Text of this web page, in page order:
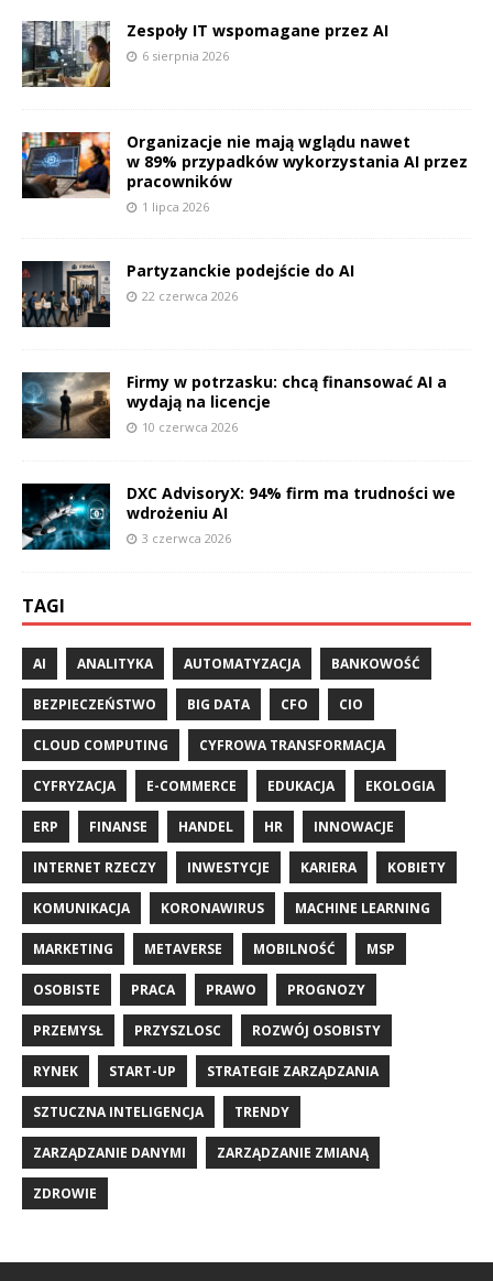
Zespoły IT wspomagane przez AI
6 sierpnia 2026
Organizacje nie mają wglądu nawet
w 89% przypadków wykorzystania AI przez
pracowników
1 lipca 2026
Partyzanckie podejście do AI
22 czerwca 2026
Firmy w potrzasku: chcą finansować AI a
wydają na licencje
10 czerwca 2026
DXC AdvisoryX: 94% firm ma trudności we
wdrożeniu AI
3 czerwca 2026
TAGI
AI ANALITYKA AUTOMATYZACJA BANKOWOŚĆ
BEZPIECZEŃSTWO BIG DATA CFO CIO
CLOUD COMPUTING CYFROWA TRANSFORMACJA
CYFRYZACJA E-COMMERCE EDUKACJA EKOLOGIA
ERP FINANSE HANDEL HR INNOWACJE
INTERNET RZECZY INWESTYCJE KARIERA KOBIETY
KOMUNIKACJA KORONAWIRUS MACHINE LEARNING
MARKETING METAVERSE MOBILNOŚĆ MSP
OSOBISTE PRACA PRAWO PROGNOZY
PRZEMYSŁ PRZYSZLOSC ROZWÓJ OSOBISTY
RYNEK START-UP STRATEGIE ZARZĄDZANIA
SZTUCZNA INTELIGENCJA TRENDY
ZARZĄDZANIE DANYMI ZARZĄDZANIE ZMIANĄ
ZDROWIE